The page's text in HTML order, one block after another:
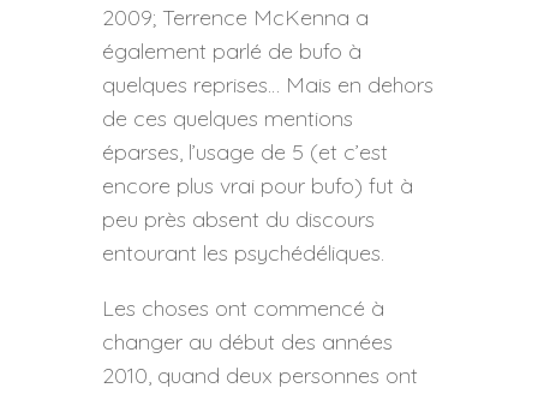
2009; Terrence McKenna a
également parlé de bufo à
quelques reprises… Mais en dehors
de ces quelques mentions
éparses, l’usage de 5 (et c’est
encore plus vrai pour bufo) fut à
peu près absent du discours
entourant les psychédéliques.
Les choses ont commencé à
changer au début des années
2010, quand deux personnes ont